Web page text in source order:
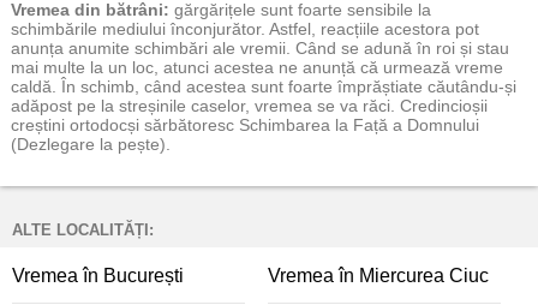
Vremea din bătrâni: gărgărițele sunt foarte sensibile la
schimbările mediului înconjurător. Astfel, reacțiile acestora pot
anunța anumite schimbări ale vremii. Când se adună în roi și stau
mai multe la un loc, atunci acestea ne anunță că urmează vreme
caldă. În schimb, când acestea sunt foarte împrăștiate căutându-și
adăpost pe la streșinile caselor, vremea se va răci. Credincioșii
creștini ortodocși sărbătoresc Schimbarea la Față a Domnului
(Dezlegare la pește).
ALTE LOCALITĂȚI:
Vremea în București Vremea în Miercurea Ciuc